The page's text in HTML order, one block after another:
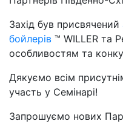
Захід був присвячений
бойлерів ™ WILLER та
особливостям та
Дякуємо всім
участь у Семінарі!
Запрошуємо нових